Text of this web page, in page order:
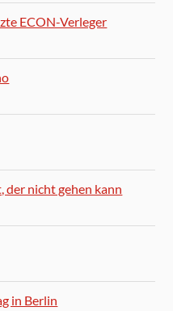
ECON-Verleger
der nicht gehen kann
in Berlin